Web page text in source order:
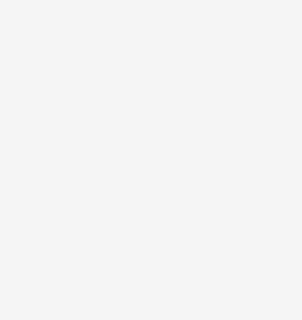
im wunderschönen
Im Mittelpunkt stand das
– Begegnungen an
Beatrix Flatt. In diesem
nicht nur ihre
deutsch-polnischen
auch engagierte
u.a. aus unserer